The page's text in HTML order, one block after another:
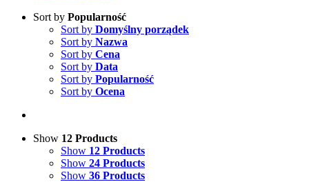
Sort by Popularność
Sort by Domyślny porządek
Sort by Nazwa
Sort by Cena
Sort by Data
Sort by Popularność
Sort by Ocena
Show 12 Products
Show 12 Products
Show 24 Products
Show 36 Products